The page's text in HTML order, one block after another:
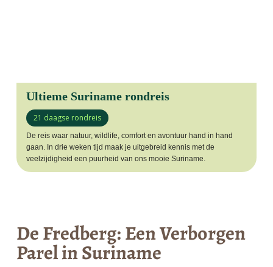
Ultieme Suriname rondreis
21 daagse rondreis
De reis waar natuur, wildlife, comfort en avontuur hand in hand
gaan. In drie weken tijd maak je uitgebreid kennis met de
veelzijdigheid een puurheid van ons mooie Suriname.
De Fredberg: Een Verborgen
Parel in Suriname